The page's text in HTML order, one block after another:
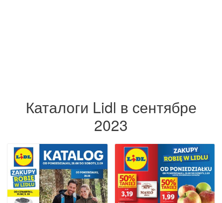
Каталоги Lidl в сентябре
2023